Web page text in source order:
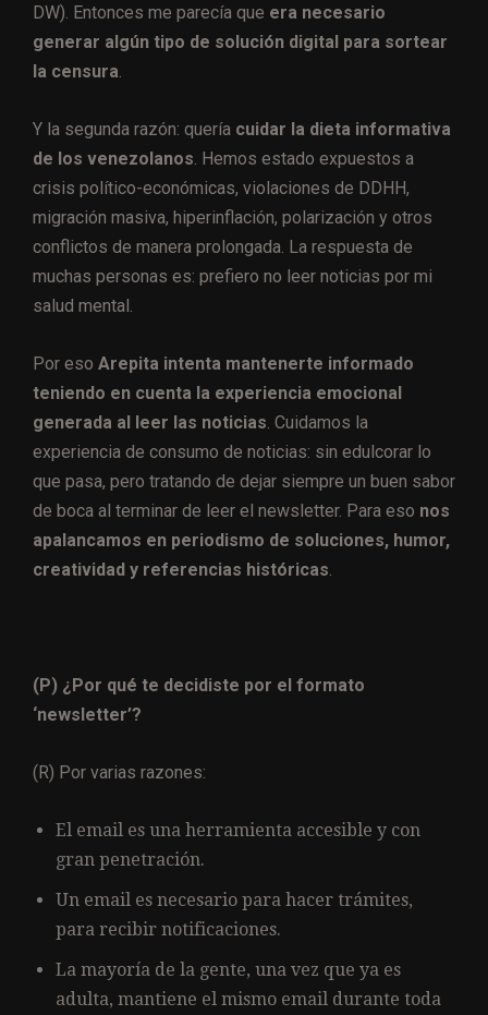
DW). Entonces me parecía que era necesario
generar algún tipo de solución digital para sortear
la censura
Y la segunda razón: quería cuidar la dieta informativa
de los venezolanos . Hemos estado expuestos a
crisis político-económicas, violaciones de DDHH,
migración masiva, hiperinflación, polarización y otros
conflictos de manera prolongada. La respuesta de
muchas personas es: prefiero no leer noticias por mi
salud mental.
Por eso Arepita intenta mantenerte informado
teniendo en cuenta la experiencia emocional
generada al leer las noticias . Cuidamos la
experiencia de consumo de noticias: sin edulcorar lo
que pasa, pero tratando de dejar siempre un buen sabor
de boca al terminar de leer el newsletter. Para eso nos
apalancamos en periodismo de soluciones, humor,
creatividad y referencias históricas
(P) ¿Por qué te decidiste por el formato
‘newsletter’?
(R) Por varias razones:
El email es una herramienta accesible y con
gran penetración.
Un email es necesario para hacer trámites,
para recibir notificaciones.
La mayoría de la gente, una vez que ya es
adulta, mantiene el mismo email durante toda